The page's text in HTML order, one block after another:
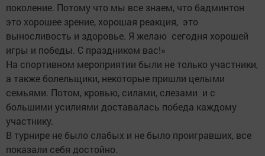
поколение. Потому что мы все знаем, что бадминтон
это хорошее зрение, хорошая реакция, это
выносливость и здоровье. Я желаю сегодня хорошей
игры и победы. С праздником вас!»
На спортивном мероприятии были не только участники,
а также болельщики, некоторые пришли целыми
семьями. Потом, кровью, силами, слезами и с
большими усилиями доставалась победа каждому
участнику.
В турнире не было слабых и не было проигравших, все
показали себя достойно.